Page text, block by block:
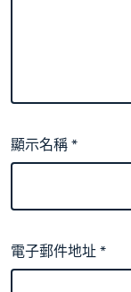
顯示名稱*
電子郵件地址*